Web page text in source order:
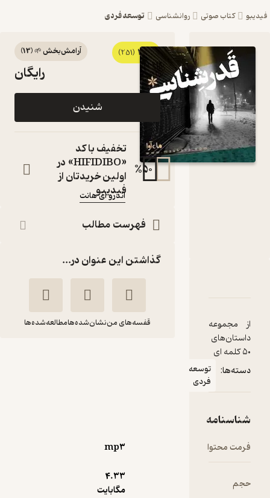
کتاب صوتی روانشناسی توسعه فردی
کتاب
قدرشناسی
اثر اندرو ای
هانت
کتاب
صوتی
نویسنده:
اندرو ای هانت
رضا عمرانی
از مجموعه
داستان‌های
دسته‌ها:
توسعه
فردی
شناسنامه
فرمت محتوا mp۳
حجم
4.۳۳
مگابایت
3
(251) آرامش‌بخش 🌱(
13
)
رایگان
شنیدن
%50
تخفیف با کد
«HIFIDIBO» در
اولین خریدتان از
فیدیبو
فهرست مطالب
گذاشتن این عنوان در...
قفسه‌های من نشان‌شده‌هامطالعه‌شده‌ها